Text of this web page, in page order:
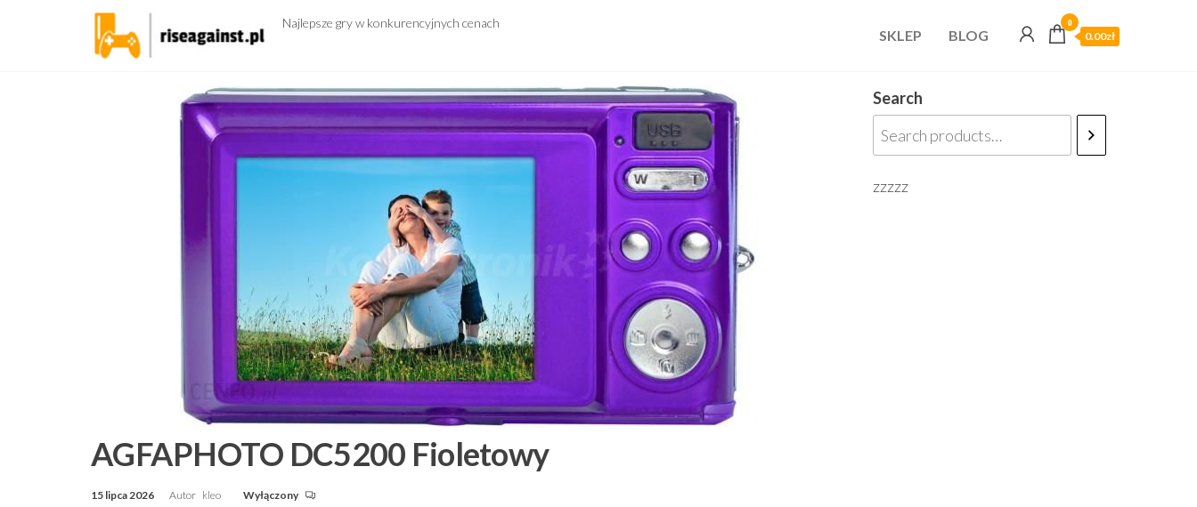
Najlepsze gry w konkurencyjnych cenach
SKLEP BLOG
0
0.00zł
AGFAPHOTO DC5200 Fioletowy
15 lipca 2026 Autor kleo Wyłączony
Search
zzzzz